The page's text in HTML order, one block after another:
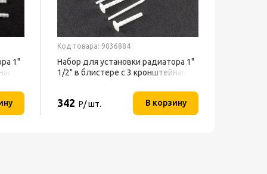
1"
Код товара: 9036884
Набор для установки радиатора 1"
1/2" в блистере с 3 кронштейнами
342 Р/ шт. В корзину